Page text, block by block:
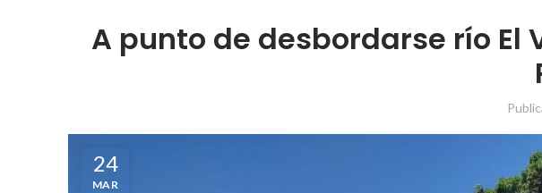
A punto de desbordarse río El
24
MAR